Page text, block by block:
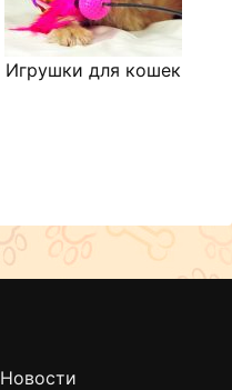
Игрушки для кошек
Новости